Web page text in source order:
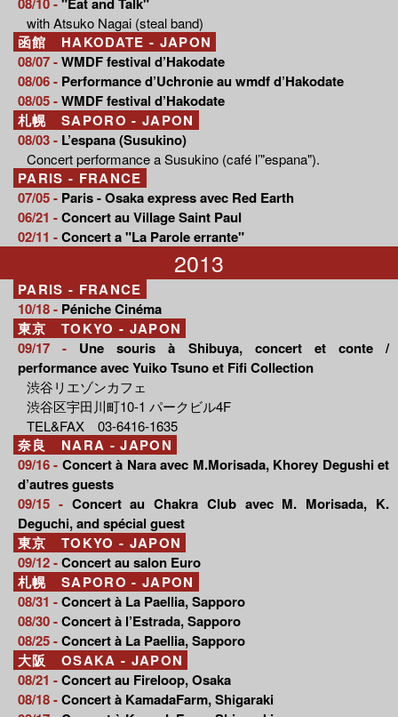
with Atsuko Nagai (steal band)
函館 HAKODATE - JAPON
08/07 -WMDF festival d’Hakodate
08/06 - Performance d’Uchronie au wmdf d’Hakodate
08/05 -WMDF festival d’Hakodate
札幌 SAPORO - JAPON
08/03 - L’espana (Susukino)
Concert performance a Susukino (café l’"espana").
PARIS - FRANCE
07/05 - Paris - Osaka express avec Red Earth
06/21 -Concert au Village Saint Paul
02/11 -Concert a "La Parole errante"
2013
PARIS - FRANCE
10/18 - Péniche Cinéma
東京 TOKYO - JAPON
09/17 - Une souris à Shibuya, concert et conte /
performance avec Yuiko Tsuno et Fifi Collection
渋谷リエゾンカフェ
渋谷区宇田川町10-1 パークビル4F
TEL&FAX 03-6416-1635
奈良 NARA - JAPON
09/16 - Concert à Nara avec M.Morisada, Khorey Degushi et
d’autres guests
09/15 - Concert au Chakra Club avec M. Morisada, K.
Deguchi, and spécial guest
東京 TOKYO - JAPON
09/12 -Concert au salon Euro
札幌 SAPORO - JAPON
08/31 -Concert à La Paellia, Sapporo
08/30 -Concert à l’Estrada, Sapporo
08/25 -Concert à La Paellia, Sapporo
大阪 OSAKA - JAPON
08/21 -Concert au Fireloop, Osaka
08/18 -Concert à KamadaFarm, Shigaraki